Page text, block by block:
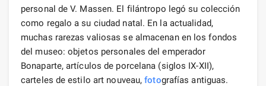
personal de V. Massen. El filántropo legó su colección
como regalo a su ciudad natal. En la actualidad,
muchas rarezas valiosas se almacenan en los fondos
del museo: objetos personales del emperador
Bonaparte, artículos de porcelana (siglos IX-XII),
carteles de estilo art nouveau,fotografías antiguas.